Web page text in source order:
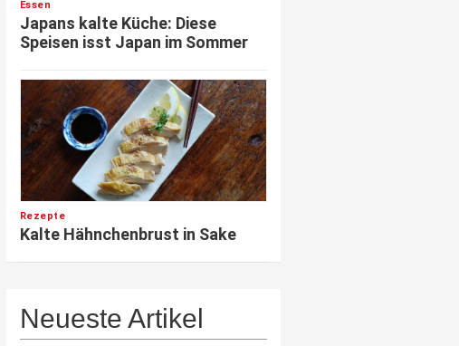
Essen
Japans kalte Küche: Diese
Speisen isst Japan im Sommer
Rezepte
Kalte Hähnchenbrust in Sake
Neueste Artikel